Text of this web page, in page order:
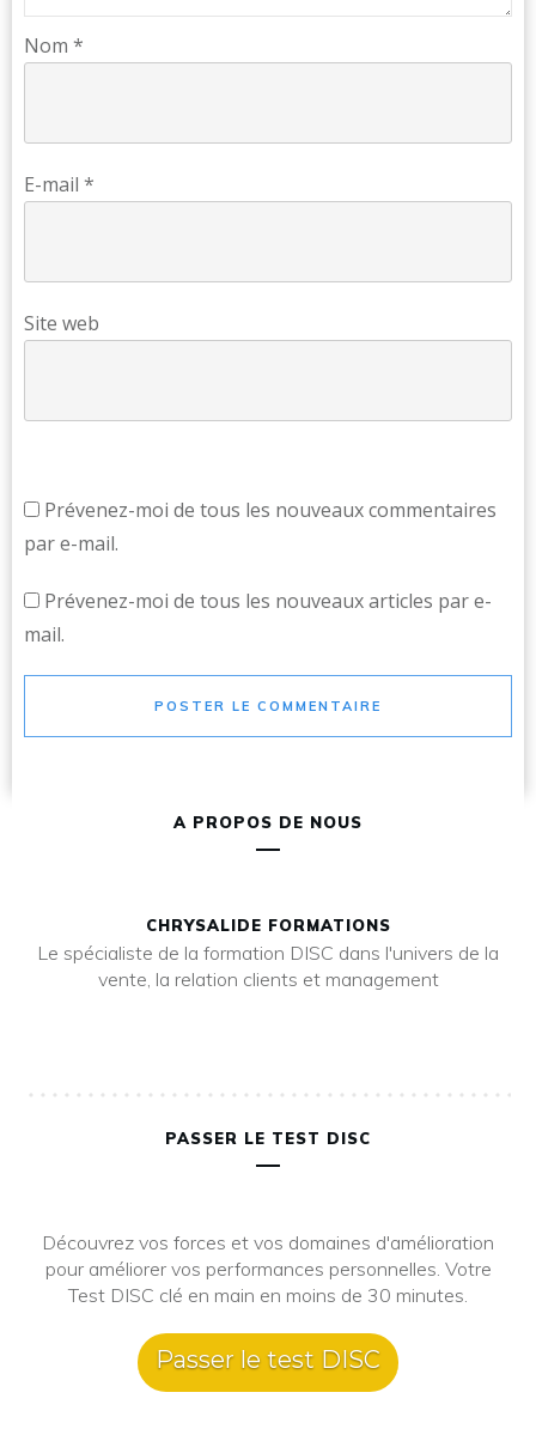
Nom *
E-mail *
Site web
Prévenez-moi de tous les nouveaux commentaires
par e-mail.
Prévenez-moi de tous les nouveaux articles par e-
mail.
POSTER LE COMMENTAIRE
A PROPOS DE NOUS
CHRYSALIDE FORMATIONS
Le spécialiste de la formation DISC dans l'univers de la
vente, la relation clients et management
PASSER LE TEST DISC
Découvrez vos forces et vos domaines d'amélioration
pour améliorer vos performances personnelles. Votre
Test DISC clé en main en moins de 30 minutes.
Passer le test DISC